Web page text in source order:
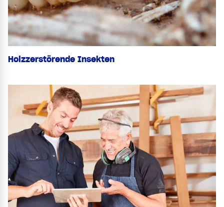
Holzzerstörende Insekten